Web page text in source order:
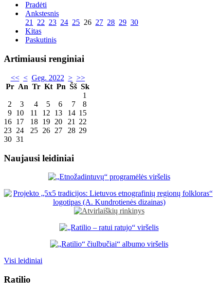
Pradėti
Ankstesnis
21 22 23 24 25 26 27 28 29 30
Kitas
Paskutinis
Artimiausi renginiai
<< < Geg. 2022 > >>
Pr An Tr Kt Pn Šš Sk
1
2
3 4 5 6 7
8
9 10 11 12 13 14 15
16 17 18 19 20 21
22
23 24 25 26 27 28 29
30 31
Naujausi leidiniai
Visi leidiniai
Ratilio